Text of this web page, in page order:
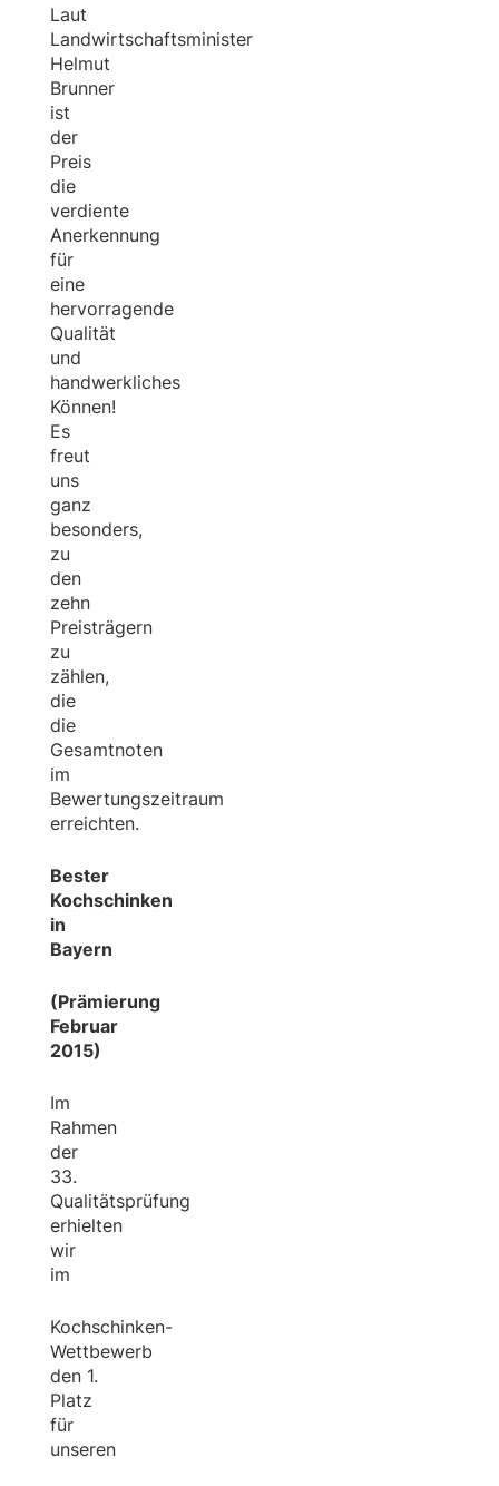
Laut
Landwirtschaftsminister
Helmut
Brunner
ist
der
Preis
die
verdiente
Anerkennung
für
eine
hervorragende
Qualität
und
handwerkliches
Können!
Es
freut
uns
ganz
besonders,
zu
den
zehn
Preisträgern
zu
zählen,
die
die
Gesamtnoten
im
Bewertungszeitraum
erreichten.
Bester
Kochschinken
in
Bayern
(Prämierung
Februar
2015)
Im
Rahmen
der
33.
Qualitätsprüfung
erhielten
wir
im
Kochschinken-
Wettbewerb
den 1.
Platz
für
unseren